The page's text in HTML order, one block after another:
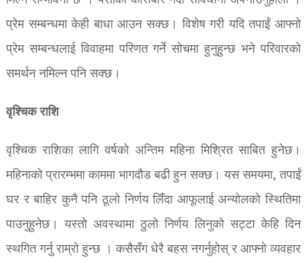
प्रेम सम्बन्धमा केही बाधा आउन सक्छ। विशेष गरी यदि तपाईं आफ्नो
प्रेम सम्बन्धलाई विवाहमा परिणत गर्ने सोचमा हुनुहुन्छ भने परिवारको
समर्थन नमिल्न पनि सक्छ।
वृश्चिक राशि
वृश्चिक राशिका लागि वर्षको अन्तिम महिना मिश्रित साबित हुनेछ।
महिनाको प्रारम्भमा काममा भागदौड बढी हुन सक्छ। यस समयमा, तपाईं
घर र बाहिर कुनै पनि ठूलो निर्णय लिँदा आफूलाई अन्योलको स्थितिमा
पाउनुहुनेछ। यस्तो अवस्थामा ठुलो निर्णय लिनुको सट्टा केहि दिन
स्थगित गर्नु राम्रो हुन्छ । कसैसँग धेरै बहस नगर्नुहोस् र आफ्नो व्यवहार